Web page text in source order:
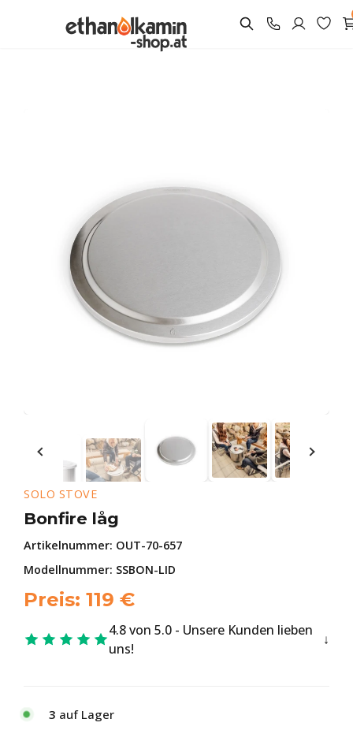
SOLO STOVE
Bonfire låg
Artikelnummer: OUT-70-657
Modellnummer: SSBON-LID
Preis: 119 €
4.8 von 5.0 - Unsere Kunden lieben
uns!
3 auf Lager